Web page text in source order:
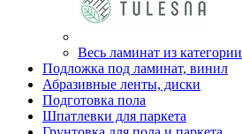
Весь ламинат из категории
Подложка под ламинат, винил
Абразивные ленты, диски
Подготовка пола
Шпатлевки для паркета